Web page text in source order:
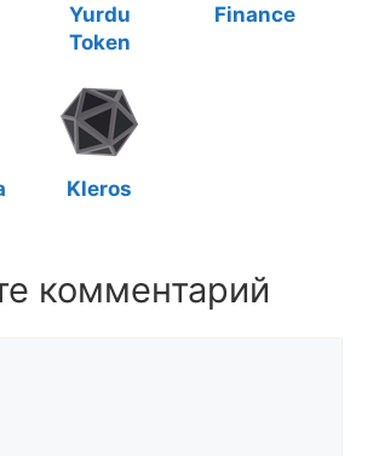
Yurdu
Token
Finance
Kleros
комментарий